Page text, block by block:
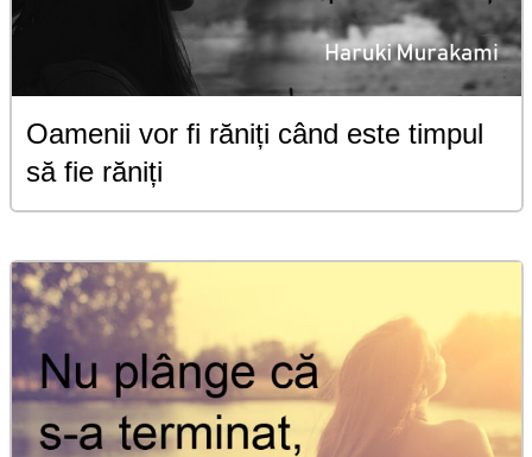
Oamenii vor fi răniți când este timpul
să fie răniți